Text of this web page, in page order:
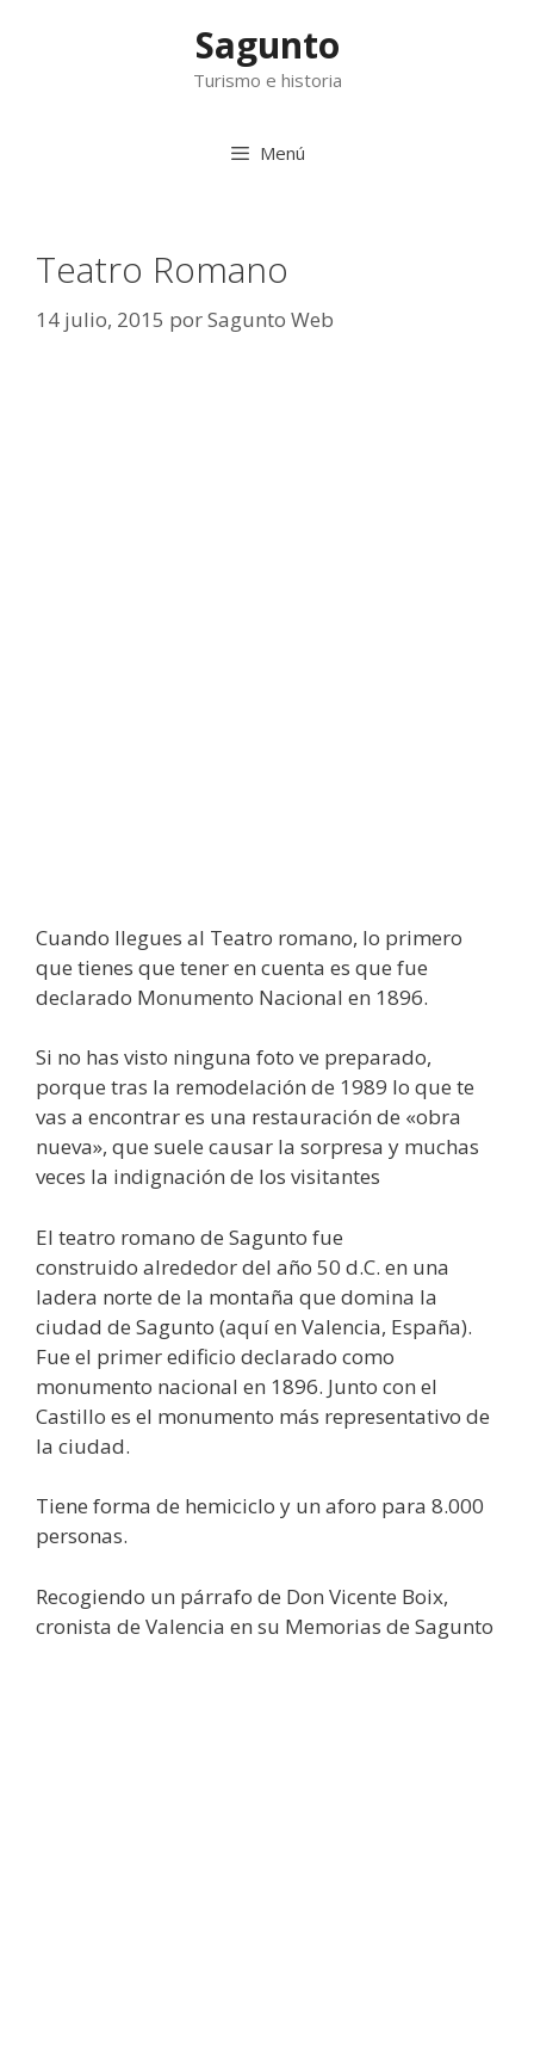
Sagunto
Turismo e historia
Menú
Teatro Romano
14 julio, 2015 porSagunto Web
Cuando llegues al Teatro romano, lo primero
que tienes que tener en cuenta es que fue
declarado Monumento Nacional en 1896.
Si no has visto ninguna foto ve preparado,
porque tras la remodelación de 1989 lo que te
vas a encontrar es una restauración de «obra
nueva», que suele causar la sorpresa y muchas
veces la indignación de los visitantes
El teatro romano de Sagunto fue
construido alrededor del año 50 d.C. en una
ladera norte de la montaña que domina la
ciudad de Sagunto (aquí en Valencia, España).
Fue el primer edificio declarado como
monumento nacional en 1896. Junto con el
Castillo es el monumento más representativo de
la ciudad.
Tiene forma de hemiciclo y un aforo para 8.000
personas.
Recogiendo un párrafo de Don Vicente Boix,
cronista de Valencia en su Memorias de Sagunto